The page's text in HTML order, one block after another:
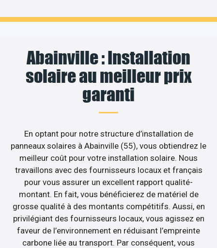
Abainville : Installation
solaire au meilleur prix
garanti
En optant pour notre structure d’installation de
panneaux solaires à Abainville (55), vous obtiendrez le
meilleur coût pour votre installation solaire. Nous
travaillons avec des fournisseurs locaux et français
pour vous assurer un excellent rapport qualité-
montant. En fait, vous bénéficierez de matériel de
grosse qualité à des montants compétitifs. Aussi, en
privilégiant des fournisseurs locaux, vous agissez en
faveur de l’environnement en réduisant l’empreinte
carbone liée au transport. Par conséquent, vous